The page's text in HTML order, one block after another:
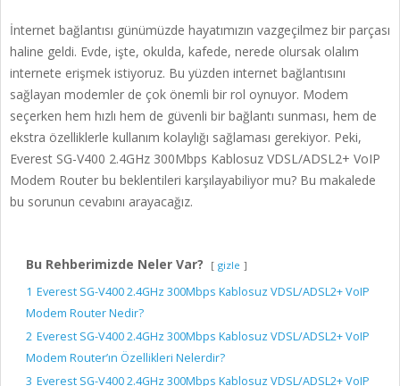
İnternet bağlantısı günümüzde hayatımızın vazgeçilmez bir parçası
haline geldi. Evde, işte, okulda, kafede, nerede olursak olalım
internete erişmek istiyoruz. Bu yüzden internet bağlantısını
sağlayan modemler de çok önemli bir rol oynuyor. Modem
seçerken hem hızlı hem de güvenli bir bağlantı sunması, hem de
ekstra özelliklerle kullanım kolaylığı sağlaması gerekiyor. Peki,
Everest SG-V400 2.4GHz 300Mbps Kablosuz VDSL/ADSL2+ VoIP
Modem Router bu beklentileri karşılayabiliyor mu? Bu makalede
bu sorunun cevabını arayacağız.
Bu Rehberimizde Neler Var? gizle
1 Everest SG-V400 2.4GHz 300Mbps Kablosuz VDSL/ADSL2+ VoIP
Modem Router Nedir?
2 Everest SG-V400 2.4GHz 300Mbps Kablosuz VDSL/ADSL2+ VoIP
Modem Router’ın Özellikleri Nelerdir?
3 Everest SG-V400 2.4GHz 300Mbps Kablosuz VDSL/ADSL2+ VoIP